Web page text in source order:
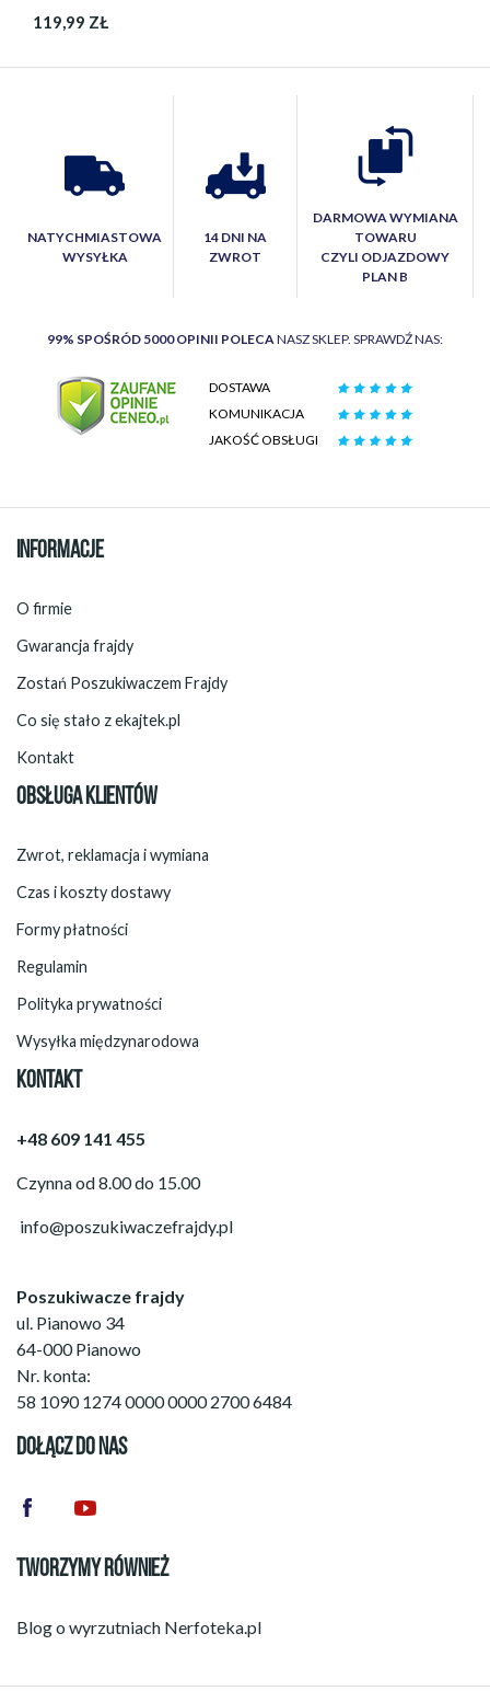
119,99 ZŁ
NATYCHMIASTOWA
WYSYŁKA
14 DNI NA
ZWROT
DARMOWA WYMIANA
TOWARU
CZYLI ODJAZDOWY
PLAN B
99% SPOŚRÓD 5000 OPINII POLECA NASZ SKLEP. SPRAWDŹ NAS:
DOSTAWA
KOMUNIKACJA
JAKOŚĆ OBSŁUGI
INFORMACJE
O firmie
Gwarancja frajdy
Zostań Poszukiwaczem Frajdy
Co się stało z ekajtek.pl
Kontakt
OBSŁUGA KLIENTÓW
Zwrot, reklamacja i wymiana
Czas i koszty dostawy
Formy płatności
Regulamin
Polityka prywatności
Wysyłka międzynarodowa
KONTAKT
+48 609 141 455
Czynna od 8.00 do 15.00
info@poszukiwaczefrajdy.pl
Poszukiwacze frajdy
ul. Pianowo 34
64-000 Pianowo
Nr. konta:
58 1090 1274 0000 0000 2700 6484
DOŁĄCZ DO NAS
TWORZYMY RÓWNIEŻ
Blog o wyrzutniach Nerfoteka.pl